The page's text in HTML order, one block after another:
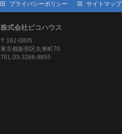
プライバシーポリシー サイトマップ
株式会社ピコハウス
〒162-0805
東京都新宿区矢来町70
TEL:03-3266-8855